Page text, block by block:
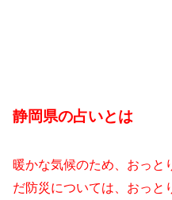
静岡県の占いとは
暖かな気候のため、おっと
だ防災については、おっと